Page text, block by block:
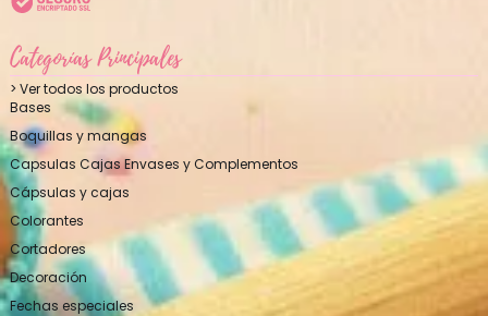
Categorías Principales
> Ver todos los productos
Bases
Boquillas y mangas
Capsulas Cajas Envases y Complementos
Cápsulas y cajas
Colorantes
Cortadores
Decoración
Fechas especiales